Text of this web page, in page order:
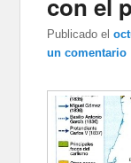
con el
Publicado el
un comentario